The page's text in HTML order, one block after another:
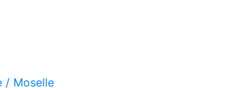
/ Moselle